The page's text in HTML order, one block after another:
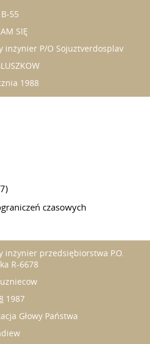
55
SIĘ
inżynier P/O Sojuztverdosplav
1988
czasowych
inżynier przedsiębiorstwa P.O.
R-6678
1987
Głowy Państwa